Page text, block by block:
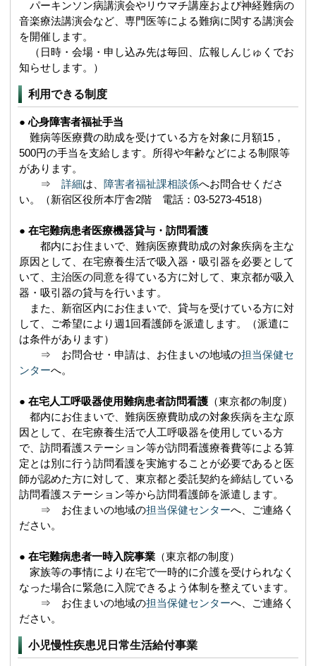
パーキンソン病講演会やリウマチ講座および神経難病の
音楽療法講演会など、専門医等による難病に関する講演会
を開催します。
（日時・会場・申し込み先は毎回、広報しんじゅくでお
知らせします。）
利用できる制度
●心身障害者福祉手当
難病等医療費の助成を受けている方を対象に月額15，
500円の手当を支給します。所得や年齢などによる制限等
があります。
⇒詳細は、障害者福祉課相談係へお問合せくださ
い。（新宿区役所本庁舎2階 電話：03-5273-4518）
●在宅難病患者医療機器貸与・訪問看護
都内にお住まいで、難病医療費助成の対象疾病を主な
原因として、在宅療養生活で吸入器・吸引器を必要として
いて、主治医の同意を得ている方に対して、東京都が吸入
器・吸引器の貸与を行います。
また、新宿区内にお住まいで、貸与を受けている方に対
して、ご希望により週1回看護師を派遣します。（派遣に
は条件があります）
⇒ お問合せ・申請は、お住まいの地域の担当保健セ
ンターへ。
●在宅人工呼吸器使用難病患者訪問看護 （東京都の制度）
都内にお住まいで、難病医療費助成の対象疾病を主な原
因として、在宅療養生活で人工呼吸器を使用している方
で、訪問看護ステーション等が訪問看護療養費等による算
定とは別に行う訪問看護を実施することが必要であると医
師が認めた方に対して、東京都と委託契約を締結している
訪問看護ステーション等から訪問看護師を派遣します。
⇒ お住まいの地域の担当保健センターへ、ご連絡く
ださい。
●在宅難病患者一時入院事業 （東京都の制度）
家族等の事情により在宅で一時的に介護を受けられなく
なった場合に緊急に入院できるよう体制を整えています。
⇒ お住まいの地域の担当保健センターへ、ご連絡く
ださい。
小児慢性疾患児日常生活給付事業